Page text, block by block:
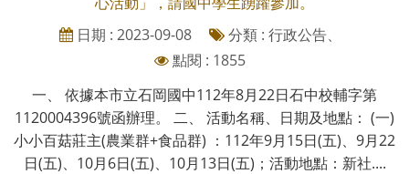
日期 : 2023-09-08
分類 : 行政公告、
點閱 : 1855
一、 依據本市立石岡國中112年8月22日石中校輔字第
1120004396號函辦理。 二、 活動名稱、日期及地點： (一)
小小百菇莊主(農業群+食品群) ：112年9月15日(五)、9月22
日(五)、10月6日(五)、10月13日(五)；活動地點：新社....